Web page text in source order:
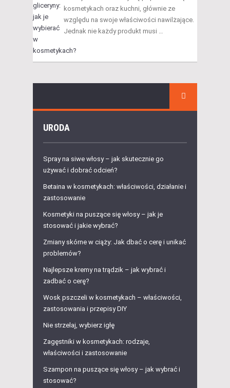
kosmetykach oraz kuchni, głównie ze
względu na swoje właściwości nawilżające.
Jednak nie każdy produkt musi …
URODA
Spray na siwe włosy – jak skutecznie go
używać i dobrać odcień?
Betaina w kosmetykach: właściwości, działanie i
zastosowanie
Kosmetyki na puszące się włosy – jak je
stosować i jakie wybrać?
Zmiany skórne w ciąży: Jak dbać o cerę i unikać
problemów?
Najlepsze kremy na trądzik – jak wybrać i
zadbać o cerę?
Wosk pszczeli w kosmetykach – właściwości,
zastosowania i przepisy DIY
Nie strzelaj, wybierz igłę
Zagęstniki w kosmetykach: rodzaje,
właściwości i zastosowanie
Szampon na puszące się włosy – jak wybrać i
stosować?